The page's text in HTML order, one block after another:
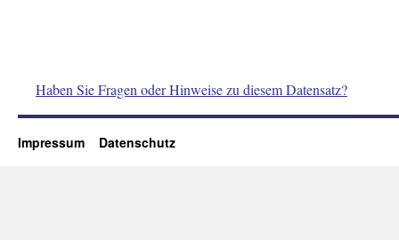
Haben Sie Fragen oder Hinweise zu diesem Datensatz?
Impressum Datenschutz